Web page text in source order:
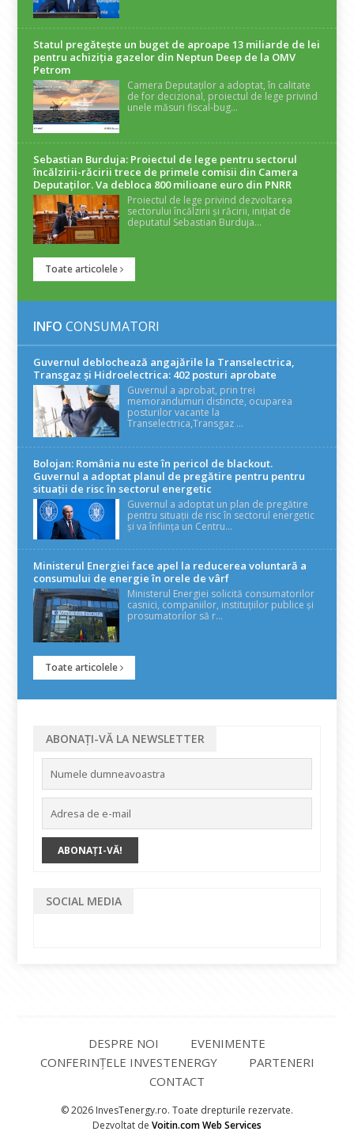
Statul pregătește un buget de aproape 13 miliarde de lei
pentru achiziția gazelor din Neptun Deep de la OMV
Petrom
Camera Deputaților a adoptat, în calitate
de for decizional, proiectul de lege privind
unele măsuri fiscal-bug...
Sebastian Burduja: Proiectul de lege pentru sectorul
încălzirii-răcirii trece de primele comisii din Camera
Deputaților. Va debloca 800 milioane euro din PNRR
Proiectul de lege privind dezvoltarea
sectorului încălzirii și răcirii, inițiat de
deputatul Sebastian Burduja...
Toate articolele
INFO CONSUMATORI
Guvernul deblochează angajările la Transelectrica,
Transgaz și Hidroelectrica: 402 posturi aprobate
Guvernul a aprobat, prin trei
memorandumuri distincte, ocuparea
posturilor vacante la
Transelectrica,Transgaz ...
Bolojan: România nu este în pericol de blackout.
Guvernul a adoptat planul de pregătire pentru pentru
situații de risc în sectorul energetic
Guvernul a adoptat un plan de pregătire
pentru situații de risc în sectorul energetic
și va înființa un Centru...
Ministerul Energiei face apel la reducerea voluntară a
consumului de energie în orele de vârf
Ministerul Energiei solicită consumatorilor
casnici, companiilor, instituțiilor publice și
prosumatorilor să r...
Toate articolele
ABONAȚI-VĂ LA NEWSLETTER
SOCIAL MEDIA
DESPRE NOI
EVENIMENTE
CONFERINȚELE INVESTENERGY
PARTENERI
CONTACT
© 2026 InvesTenergy.ro. Toate drepturile rezervate.
Dezvoltat de Voitin.com Web Services